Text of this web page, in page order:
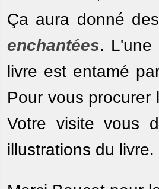
Ça aura donné
enchantées. L'une
livre est entamé
Pour vous
Votre visite vous
illustrations du livre.